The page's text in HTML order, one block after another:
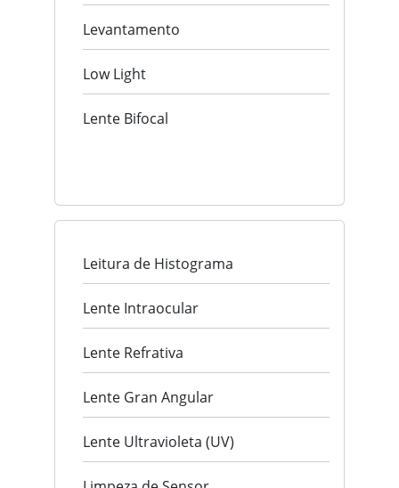
Levantamento
Low Light
Lente Bifocal
Leitura de Histograma
Lente Intraocular
Lente Refrativa
Lente Gran Angular
Lente Ultravioleta (UV)